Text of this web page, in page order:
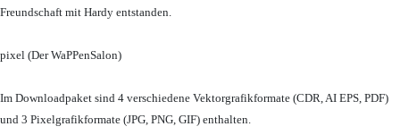
Freundschaft mit Hardy entstanden.
pixel (Der WaPPenSalon)
Im Downloadpaket sind 4 verschiedene Vektorgrafikformate (CDR, AI EPS, PDF)
und 3 Pixelgrafikformate (JPG, PNG, GIF) enthalten.